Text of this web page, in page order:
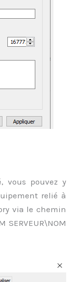
vous pouvez y
relié à
via le chemin